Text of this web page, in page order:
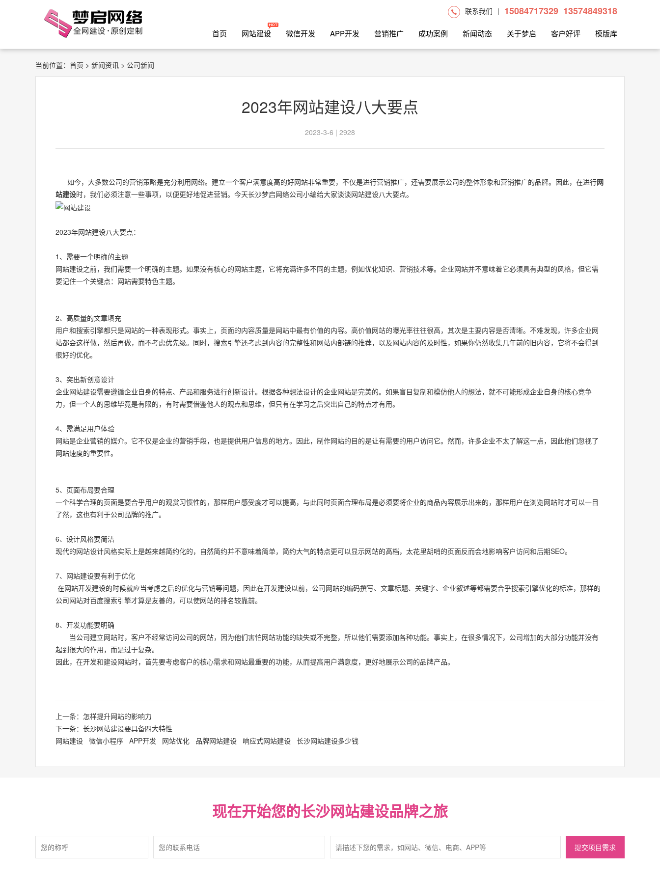
联系我们 | 15084717329 13574849318
首页 网站建设 微信开发 APP开发 营销推广 成功案例 新闻动态 关于梦启 客户好评 模版库
当前位置： 首页 > 新闻资讯 > 公司新闻
2023年网站建设八大要点
2023-3-6 | 2928
如今，大多数公司的营销策略是充分利用网络。建立一个客户满意度高的好网站非常重要，不仅是进行营销推广，还需要展示公司的整体形象和营销推广的品牌。因此，在进行网
站建设时，我们必须注意一些事项，以便更好地促进营销。今天长沙梦启网络公司小编给大家谈谈网站建设八大要点。
2023年网站建设八大要点：
1、需要一个明确的主题
网站建设之前，我们需要一个明确的主题。如果没有核心的网站主题，它将充满许多不同的主题，例如优化知识、营销技术等。企业网站并不意味着它必须具有典型的风格，但它需
要记住一个关键点：网站需要特色主题。
2、高质量的文章填充
用户和搜索引擎都只是网站的一种表现形式。事实上，页面的内容质量是网站中最有价值的内容。高价值网站的曝光率往往很高，其次是主要内容是否清晰。不难发现，许多企业网
站都会这样做，然后再做，而不考虑优先级。同时，搜索引擎还考虑到内容的完整性和网站内部链的推荐，以及网站内容的及时性，如果你仍然收集几年前的旧内容，它将不会得到
很好的优化。
3、突出新创意设计
企业网站建设需要遵循企业自身的特点、产品和服务进行创新设计。根据各种想法设计的企业网站是完美的。如果盲目复制和模仿他人的想法，就不可能形成企业自身的核心竞争
力，但一个人的思维毕竟是有限的，有时需要借鉴他人的观点和思维，但只有在学习之后突出自己的特点才有用。
4、需满足用户体验
网站是企业营销的媒介。它不仅是企业的营销手段，也是提供用户信息的地方。因此，制作网站的目的是让有需要的用户访问它。然而，许多企业不太了解这一点，因此他们忽视了
网站速度的重要性。
5、页面布局要合理
一个科学合理的页面是要合乎用户的观赏习惯性的，那样用户感受度才可以提高，与此同时页面合理布局是必须要将企业的商品內容展示出来的，那样用户在浏览网站时才可以一目
了然，这也有利于公司品牌的推广。
6、设计风格要简洁
现代的网站设计风格实际上是越来越简约化的，自然简约并不意味着简单，简约大气的特点更可以显示网站的高档，太花里胡哨的页面反而会地影响客户访问和后期SEO。
7、网站建设要有利于优化
在网站开发建设的时候就应当考虑之后的优化与营销等问题，因此在开发建设以前，公司网站的编码撰写、文章标题、关键字、企业叙述等都需要合乎搜索引擎优化的标准，那样的
公司网站对百度搜索引擎才算是友善的，可以使网站的排名较靠前。
8、开发功能要明确
当公司建立网站时，客户不经常访问公司的网站，因为他们害怕网站功能的缺失或不完整，所以他们需要添加各种功能。事实上，在很多情况下，公司增加的大部分功能并没有
起到很大的作用，而是过于复杂。
因此，在开发和建设网站时，首先要考虑客户的核心需求和网站最重要的功能，从而提高用户满意度，更好地展示公司的品牌产品。
上一条：怎样提升网站的影响力
下一条：长沙网站建设要具备四大特性
网站建设 微信小程序 APP开发 网站优化 品牌网站建设 响应式网站建设 长沙网站建设多少钱
现在开始您的长沙网站建设品牌之旅
提交项目需求